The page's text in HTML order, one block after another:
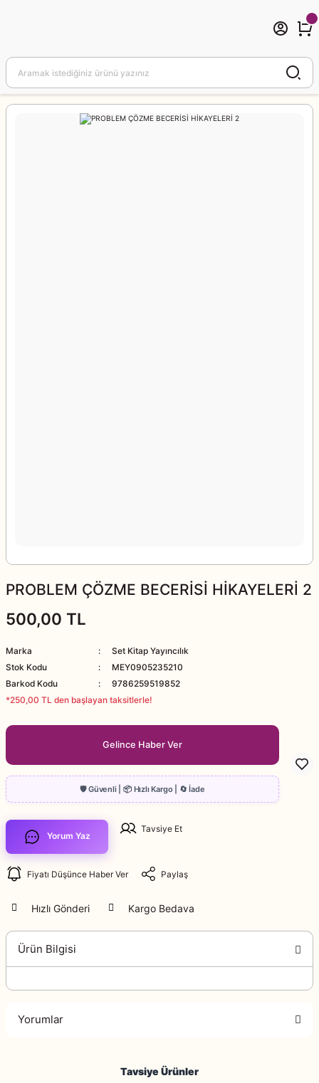
PROBLEM ÇÖZME BECERİSİ HİKAYELERİ 2
500,00 TL
Marka
Set Kitap Yayıncılık
Stok Kodu
MEY0905235210
Barkod Kodu
9786259519852
*250,00 TL den başlayan taksitlerle!
Gelince Haber Ver
Yorum Yaz
Tavsiye Et
Fiyatı Düşünce Haber Ver Paylaş
Hızlı Gönderi Kargo Bedava
Ürün Bilgisi
Yorumlar
Bu ürüne ilk yorumu siz yapın!
Tavsiye Ürünler